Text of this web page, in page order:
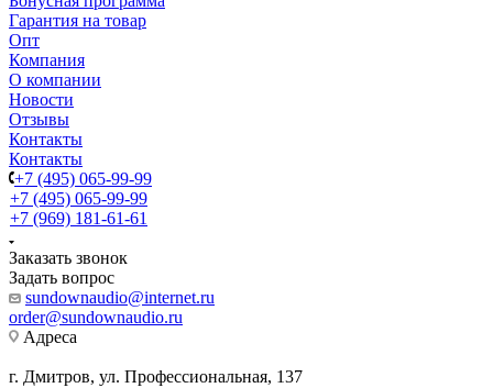
Гарантия на товар
Опт
Компания
О компании
Новости
Отзывы
Контакты
Контакты
+7 (495) 065-99-99
+7 (495) 065-99-99
+7 (969) 181-61-61
Заказать звонок
Задать вопрос
sundownaudio@internet.ru
order@sundownaudio.ru
Адреса
г. Дмитров, ул. Профессиональная, 137